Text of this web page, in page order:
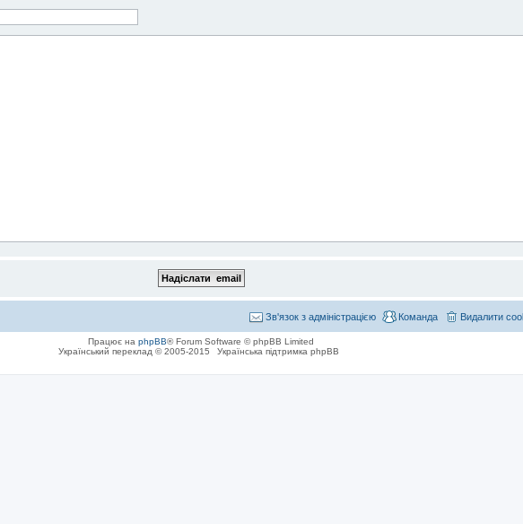
Видалити
Команда
Зв'язок з адміністрацією
Працює на phpBB® Forum Software © phpBB Limited
Український переклад © 2005-2015
Українська підтримка phpBB